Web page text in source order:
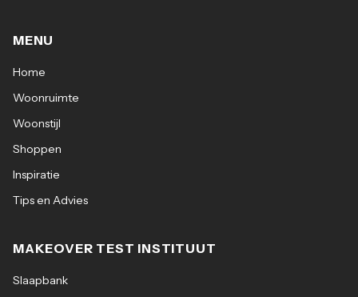
MENU
Home
Woonruimte
Woonstijl
Shoppen
Inspiratie
Tips en Advies
MAKEOVER TEST INSTITUUT
Slaapbank